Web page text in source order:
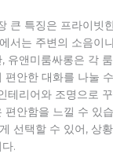
큰 특징은 프라이빗
서는 주변의 소음이
유앤미룸싸롱은 각
편안한 대화를 나눌
테리어와 조명으로
편안함을 느낄 수 있
선택할 수 있어, 상
.